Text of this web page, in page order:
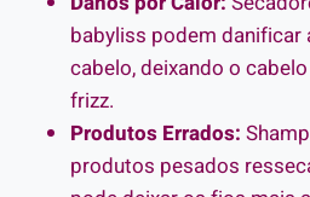
babyliss podem danificar
cabelo, deixando o
frizz.
Produtos Errados:
produtos pesados